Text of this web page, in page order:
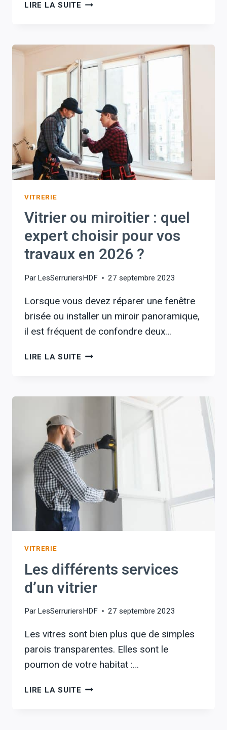
LIRE LA SUITE LE
MAISON
EN
:
GUIDE
COMPLET
VITRERIE
Vitrier ou miroitier : quel
expert choisir pour vos
travaux en 2026 ?
Par LesSerruriersHDF 27 septembre 2023
Lorsque vous devez réparer une fenêtre
brisée ou installer un miroir panoramique,
il est fréquent de confondre deux…
LIRE LA SUITE VITRIER
CHOISIR
POUR
VOS
2026
?
VITRERIE
Les différents services
d’un vitrier
Par LesSerruriersHDF 27 septembre 2023
Les vitres sont bien plus que de simples
parois transparentes. Elles sont le
poumon de votre habitat :…
LIRE LA SUITE LES